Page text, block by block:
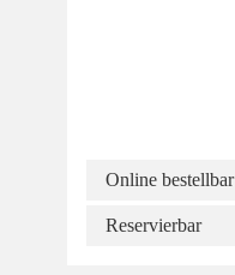
Online bestellbar
Reservierbar